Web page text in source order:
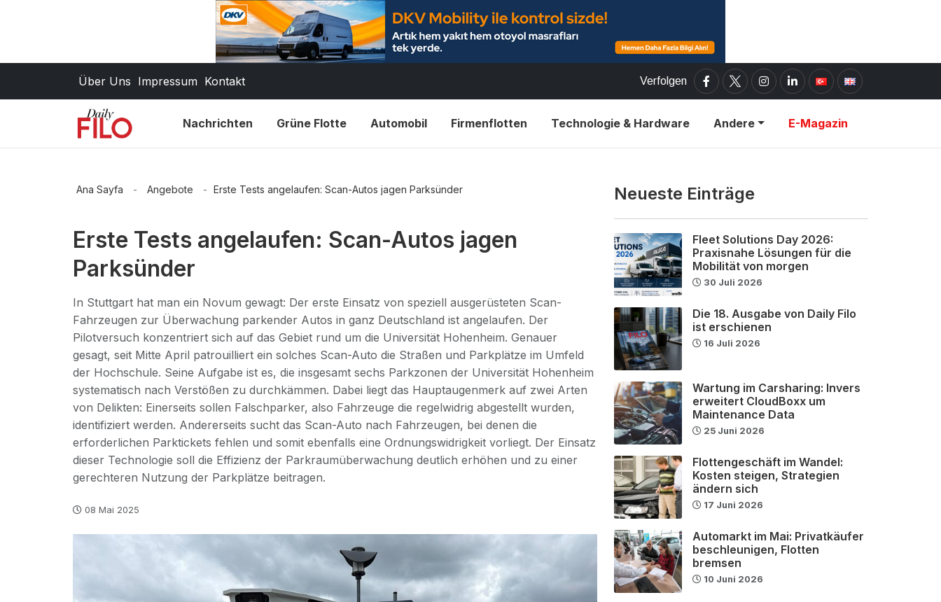
Über Uns Impressum Kontakt Verfolgen
Nachrichten Grüne Flotte Automobil Firmenflotten Technologie & Hardware Andere E-Magazin
Ana Sayfa - Angebote - Erste Tests angelaufen: Scan-Autos jagen Parksünder
Erste Tests angelaufen: Scan-Autos jagen
Parksünder
In Stuttgart hat man ein Novum gewagt: Der erste Einsatz von speziell ausgerüsteten Scan-
Fahrzeugen zur Überwachung parkender Autos in ganz Deutschland ist angelaufen. Der
Pilotversuch konzentriert sich auf das Gebiet rund um die Universität Hohenheim. Genauer
gesagt, seit Mitte April patrouilliert ein solches Scan-Auto die Straßen und Parkplätze im Umfeld
der Hochschule. Seine Aufgabe ist es, die insgesamt sechs Parkzonen der Universität Hohenheim
systematisch nach Verstößen zu durchkämmen. Dabei liegt das Hauptaugenmerk auf zwei Arten
von Delikten: Einerseits sollen Falschparker, also Fahrzeuge die regelwidrig abgestellt wurden,
identifiziert werden. Andererseits sucht das Scan-Auto nach Fahrzeugen, bei denen die
erforderlichen Parktickets fehlen und somit ebenfalls eine Ordnungswidrigkeit vorliegt. Der Einsatz
dieser Technologie soll die Effizienz der Parkraumüberwachung deutlich erhöhen und zu einer
gerechteren Nutzung der Parkplätze beitragen.
08 Mai 2025
Neueste Einträge
Fleet Solutions Day 2026:
Praxisnahe Lösungen für die
Mobilität von morgen
30 Juli 2026
Die 18. Ausgabe von Daily Filo
ist erschienen
16 Juli 2026
Wartung im Carsharing: Invers
erweitert CloudBoxx um
Maintenance Data
25 Juni 2026
Flottengeschäft im Wandel:
Kosten steigen, Strategien
ändern sich
17 Juni 2026
Automarkt im Mai: Privatkäufer
beschleunigen, Flotten
bremsen
10 Juni 2026